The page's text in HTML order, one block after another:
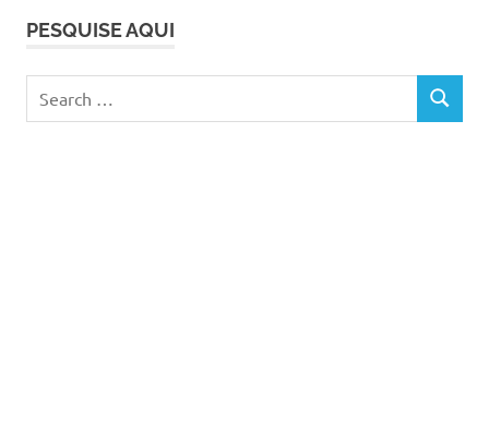
PESQUISE AQUI
for:
SEARCH